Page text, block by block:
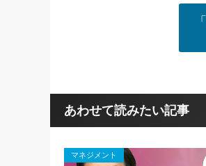
あわせて読みたい記事
マネジメント